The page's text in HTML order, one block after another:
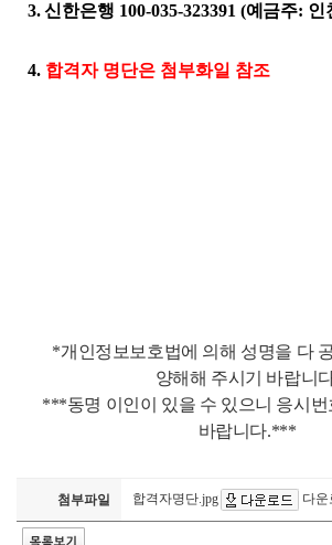
3.신한은행 100-035-323391 (예금주: 인
4. 합격자 명단은 첨부화일 참조
*개인정보보호법에 의해 성명을 다
양해해 주시기 바랍니
***동명 이인이 있을 수 있으니 응시번
바랍니다.***
첨부파일 합격자명단.jpg 다운